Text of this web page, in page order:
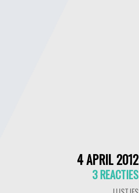
4 APRIL 2012
3 REACTIES